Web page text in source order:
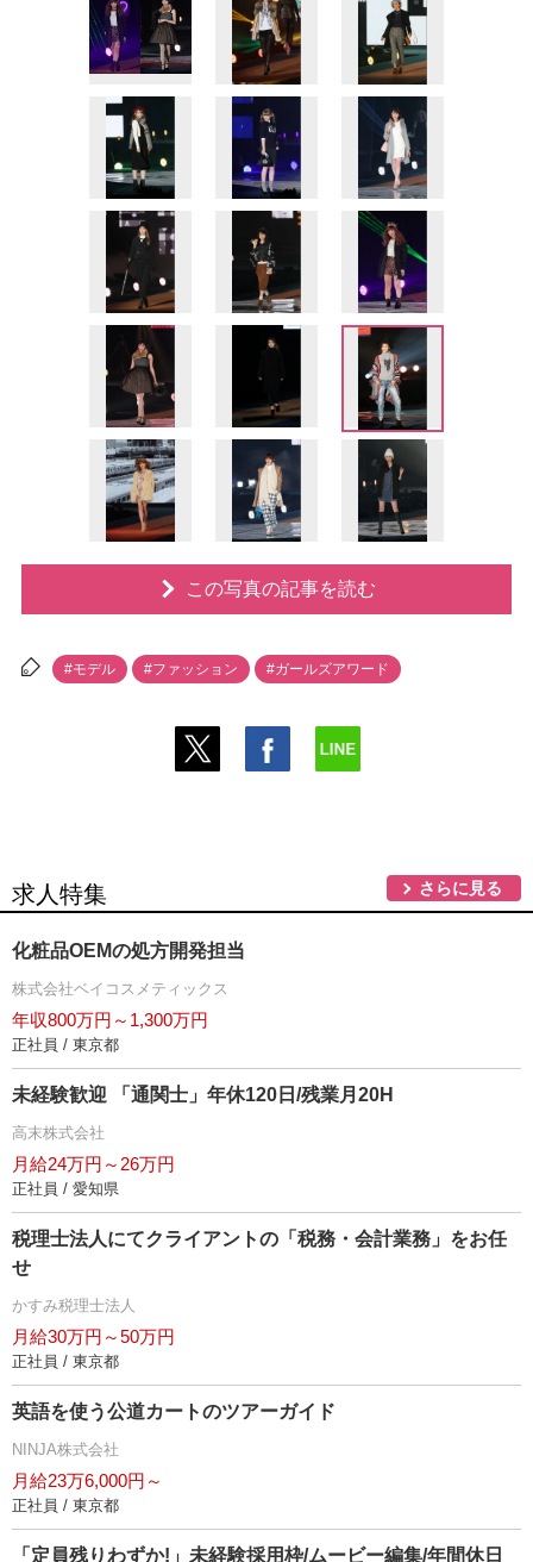
この写真の記事を読む
#モデル #ファッション #ガールズアワード
求人特集 さらに見る
化粧品OEMの処方開発担当
株式会社ベイコスメティックス
年収800万円～1,300万円
正社員 / 東京都
未経験歓迎 「通関士」年休120日/残業月20H
高末株式会社
月給24万円～26万円
正社員 / 愛知県
税理士法人にてクライアントの「税務・会計業務」をお任
せ
かすみ税理士法人
月給30万円～50万円
正社員 / 東京都
英語を使う公道カートのツアーガイド
NINJA株式会社
月給23万6,000円～
正社員 / 東京都
「定員残りわずか!」未経験採用枠/ムービー編集/年間休日